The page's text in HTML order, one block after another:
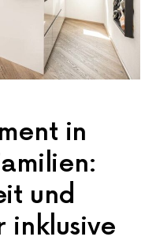
in
und
inklusive